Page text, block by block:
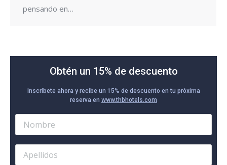
pensando en…
Obtén un 15% de descuento
Inscríbete ahora y recibe un 15% de descuento en tu próxima
reserva en www.thbhotels.com